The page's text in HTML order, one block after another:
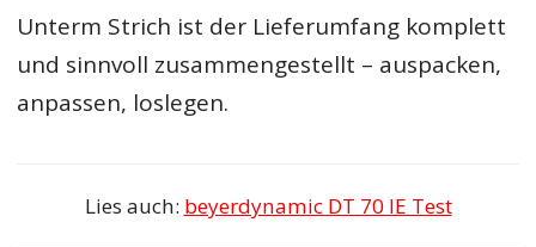
Unterm Strich ist der Lieferumfang komplett
und sinnvoll zusammengestellt – auspacken,
anpassen, loslegen.
Lies auch: beyerdynamic DT 70 IE Test